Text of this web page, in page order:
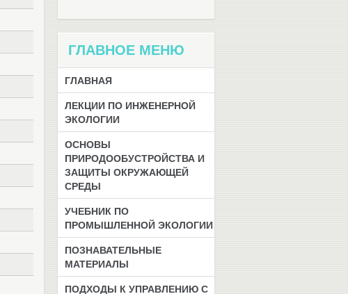
ГЛАВНОЕ МЕНЮ
ГЛАВНАЯ
ЛЕКЦИИ ПО ИНЖЕНЕРНОЙ
ЭКОЛОГИИ
ОСНОВЫ
ПРИРОДООБУСТРОЙСТВА И
ЗАЩИТЫ ОКРУЖАЮЩЕЙ
СРЕДЫ
УЧЕБНИК ПО
ПРОМЫШЛЕННОЙ ЭКОЛОГИИ
ПОЗНАВАТЕЛЬНЫЕ
МАТЕРИАЛЫ
ПОДХОДЫ К УПРАВЛЕНИЮ С